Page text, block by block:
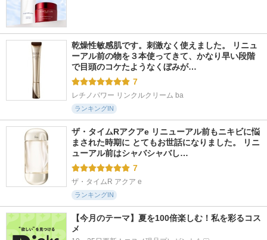
乾燥性敏感肌です。刺激なく使えました。 リニュ
ーアル前の物を３本使ってきて、かなり早い段階
で目頭のコケたようなくぼみが…
7
レチノパワー リンクルクリーム ba
ランキングIN
ザ・タイムRアクアe リニューアル前もニキビに悩
まされた時期に とてもお世話になりました。 リニ
ューアル前はシャバシャバし…
7
ザ・タイムR アクア e
ランキングIN
【今月のテーマ】夏を100倍楽しむ！私を彩るコス
メ